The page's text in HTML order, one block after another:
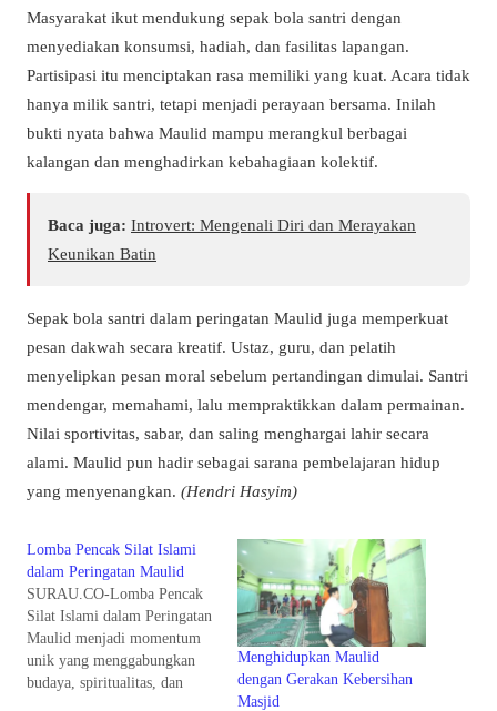
Masyarakat ikut mendukung sepak bola santri dengan
menyediakan konsumsi, hadiah, dan fasilitas lapangan.
Partisipasi itu menciptakan rasa memiliki yang kuat. Acara tidak
hanya milik santri, tetapi menjadi perayaan bersama. Inilah
bukti nyata bahwa Maulid mampu merangkul berbagai
kalangan dan menghadirkan kebahagiaan kolektif.
Baca juga: Introvert: Mengenali Diri dan Merayakan
Keunikan Batin
Sepak bola santri dalam peringatan Maulid juga memperkuat
pesan dakwah secara kreatif. Ustaz, guru, dan pelatih
menyelipkan pesan moral sebelum pertandingan dimulai. Santri
mendengar, memahami, lalu mempraktikkan dalam permainan.
Nilai sportivitas, sabar, dan saling menghargai lahir secara
alami. Maulid pun hadir sebagai sarana pembelajaran hidup
yang menyenangkan. (Hendri Hasyim)
Lomba Pencak Silat Islami
dalam Peringatan Maulid
SURAU.CO-Lomba Pencak
Silat Islami dalam Peringatan
Maulid menjadi momentum
unik yang menggabungkan
budaya, spiritualitas, dan
Menghidupkan Maulid
dengan Gerakan Kebersihan
Masjid